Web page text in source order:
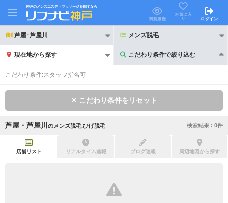
神戸のメンズエステ・マッサージを探すなら
閲覧履歴
お気に入
り
ログイン
芦屋･芦屋川 メンズ脱毛
現在地から探す こだわり条件で絞り込む
こだわり条件で絞り込む
初回割引あり リピーター割引あり
こだわり条件:スタッフ指名可
こだわり条件をリセット
芦屋・芦屋川 の メンズ脱毛,ひげ脱毛 検索結果 : 0件
店舗リスト リアルタイム速報 ブログ速報 周辺地図から探す